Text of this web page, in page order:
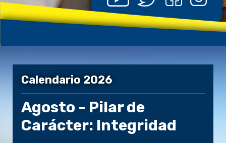
Calendario 2026
Agosto - Pilar de
Carácter: Integridad